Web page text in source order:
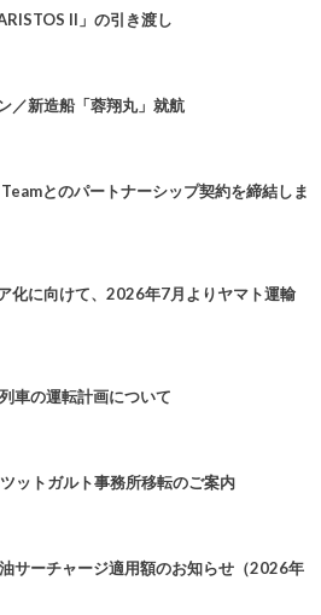
II」の引き渡し
／新造船「蓉翔丸」就航
とのパートナーシップ契約を締結しま
化に向けて、2026年7月よりヤマト運輸
車の運転計画について
ットガルト事務所移転のご案内
サーチャージ適用額のお知らせ（2026年